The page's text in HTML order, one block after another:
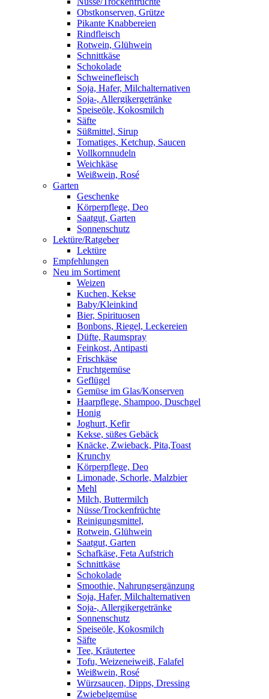
Obstkonserven, Grütze
Pikante Knabbereien
Rindfleisch
Rotwein, Glühwein
Schnittkäse
Schokolade
Schweinefleisch
Soja, Hafer, Milchalternativen
Soja-, Allergikergetränke
Speiseöle, Kokosmilch
Säfte
Süßmittel, Sirup
Tomatiges, Ketchup, Saucen
Vollkornnudeln
Weichkäse
Weißwein, Rosé
Garten
Geschenke
Körperpflege, Deo
Saatgut, Garten
Sonnenschutz
Lektüre/Ratgeber
Lektüre
Empfehlungen
Neu im Sortiment
Weizen
Kuchen, Kekse
Baby/Kleinkind
Bier, Spirituosen
Bonbons, Riegel, Leckereien
Düfte, Raumspray
Feinkost, Antipasti
Frischkäse
Fruchtgemüse
Geflügel
Gemüse im Glas/Konserven
Haarpflege, Shampoo, Duschgel
Honig
Joghurt, Kefir
Kekse, süßes Gebäck
Knäcke, Zwieback, Pita,Toast
Krunchy
Körperpflege, Deo
Limonade, Schorle, Malzbier
Mehl
Milch, Buttermilch
Nüsse/Trockenfrüchte
Reinigungsmittel,
Rotwein, Glühwein
Saatgut, Garten
Schafkäse, Feta Aufstrich
Schnittkäse
Schokolade
Smoothie, Nahrungsergänzung
Soja, Hafer, Milchalternativen
Soja-, Allergikergetränke
Sonnenschutz
Speiseöle, Kokosmilch
Säfte
Tee, Kräutertee
Tofu, Weizeneiweiß, Falafel
Weißwein, Rosé
Würzsaucen, Dipps, Dressing
Zwiebelgemüse